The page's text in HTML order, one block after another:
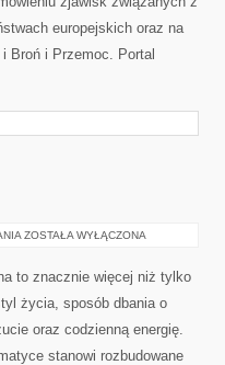
europejskich oraz na
Broń i Przemoc. Portal
SPRZĘT
ZOSTAŁA WYŁĄCZONA
to znacznie więcej niż tylko
życia, sposób dbania o
oraz codzienną energię.
stanowi rozbudowane